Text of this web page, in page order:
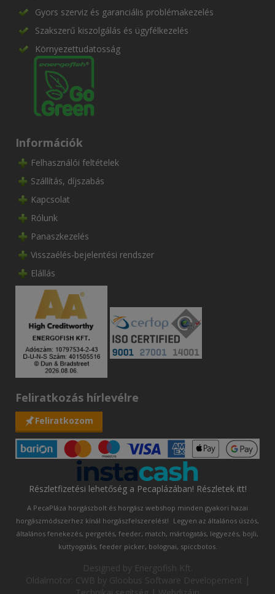
Gyors szerviz és garanciális problémakezelés
Szakszerű kiszolgálás és ügyfélkezelés
Környezettudatosság
Információk
Felhasználói feltételek
Szállítás, díjszabás
Kapcsolat
Rólunk
Panaszkezelés
Visszaélés-bejelentési rendszer
Elállás
Feliratkozás hírlevélre
Feliratkozom
Részletfizetési lehetőség a Pecaplázában! Részletek itt!
A PecaPláza horgászbolt és horgász webshop minden gyakori hazai
horgászmódszerhez kínál horgászfelszerelést! Legyen az általános úszós,
általános fenekezés, pergetés, feeder, match, mártogatás, legyezés, bojli,
kuttyogatás, feeder picker, bolognai, spiccbotos.
Designed by Energofish Kft
Oldalmotor: CWB by Gloobus Software Developement |